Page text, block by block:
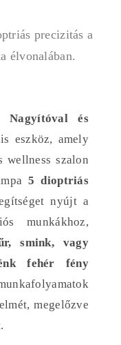
precizitás a
élvonalában.
Nagyítóval és
eszköz, amely
wellness szalon
5 dioptriás
nyújt a
munkákhoz,
smink, vagy
fehér fény
megelőzve